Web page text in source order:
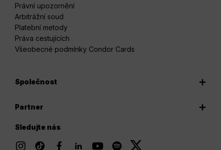
Právní upozornění
Arbitrážní soud
Platební metody
Práva cestujících
Všeobecné podmínky Condor Cards
Společnost
Partner
Sledujte nás